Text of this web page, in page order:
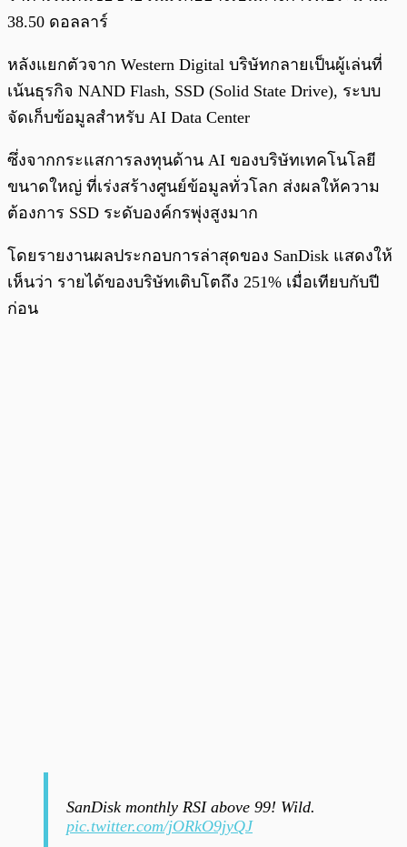
38.50 ดอลลาร์
หลังแยกตัวจาก Western Digital บริษัทกลายเป็นผู้เล่นที่
เน้นธุรกิจ NAND Flash, SSD (Solid State Drive), ระบบ
จัดเก็บข้อมูลสำหรับ AI Data Center
ซึ่งจากกระแสการลงทุนด้าน AI ของบริษัทเทคโนโลยี
ขนาดใหญ่ ที่เร่งสร้างศูนย์ข้อมูลทั่วโลก ส่งผลให้ความ
ต้องการ SSD ระดับองค์กรพุ่งสูงมาก
โดยรายงานผลประกอบการล่าสุดของ SanDisk แสดงให้
เห็นว่า รายได้ของบริษัทเติบโตถึง 251% เมื่อเทียบกับปี
ก่อน
SanDisk monthly RSI above 99! Wild.
pic.twitter.com/jORkO9jyQJ